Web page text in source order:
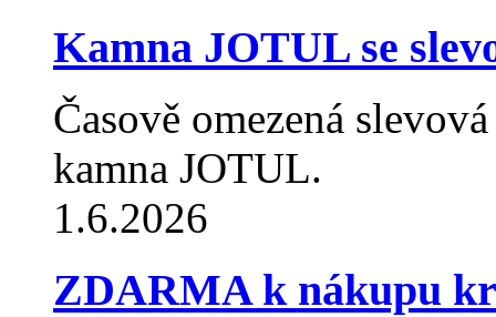
Kamna JOTUL se
Časově omezená
kamna JOTUL.
1.6.2026
ZDARMA k nákupu